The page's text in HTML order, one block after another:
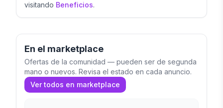
visitando Beneficios.
En el marketplace
Ofertas de la comunidad — pueden ser de segunda
mano o nuevos. Revisa el estado en cada anuncio.
Ver todos en marketplace